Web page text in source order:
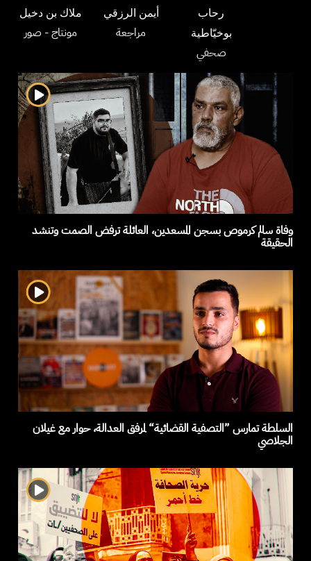
ملاك بن دخيل
مونتاج- صور
أيمن الرزقي
مراجعة
رحاب
بوخيّاطية
صحفي
وفاة سالم كرموص بسجن المسعدين، العائلة ترفض الصمت وتنشد
الحقيقة
السلطة تمارس ”التصفية القضائية“ لمرفق العدالة، حوار مع غيلان
الجلاصي